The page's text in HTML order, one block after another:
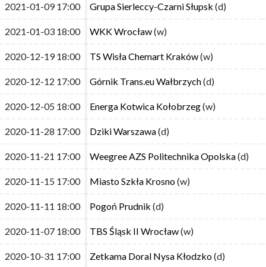
2021-01-09 17:00 Grupa Sierleccy-Czarni Słupsk (d)
2021-01-03 18:00 WKK Wrocław(w)
2020-12-19 18:00 TS Wisła Chemart Kraków(w)
2020-12-12 17:00 Górnik Trans.eu Wałbrzych(d)
2020-12-05 18:00 Energa Kotwica Kołobrzeg(w)
2020-11-28 17:00 Dziki Warszawa(d)
2020-11-21 17:00 Weegree AZS Politechnika Opolska(d)
2020-11-15 17:00 Miasto Szkła Krosno(w)
2020-11-11 18:00 Pogoń Prudnik (d)
2020-11-07 18:00 TBS Śląsk II Wrocław(w)
2020-10-31 17:00 Zetkama Doral Nysa Kłodzko(d)
2021-01-09 17:00 Grupa Sierleccy-Czarni Słupsk (d)
2021-01-03 18:00 WKK Wrocław(w)
2020-12-19 18:00 TS Wisła Chemart Kraków(w)
2020-12-12 17:00 Górnik Trans.eu Wałbrzych(d)
2020-12-05 18:00 Energa Kotwica Kołobrzeg(w)
2020-11-28 17:00 Dziki Warszawa(d)
2020-11-21 17:00 Weegree AZS Politechnika Opolska(d)
2020-11-15 17:00 Miasto Szkła Krosno(w)
2020-11-11 18:00 Pogoń Prudnik (d)
2020-11-07 18:00 TBS Śląsk II Wrocław(w)
2020-10-31 17:00 Zetkama Doral Nysa Kłodzko(d)